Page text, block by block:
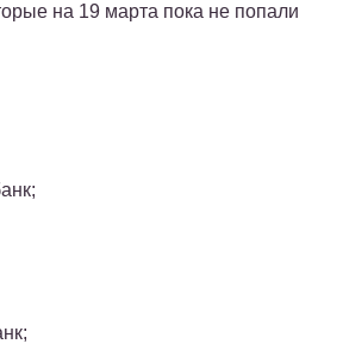
на 19 марта пока не попали